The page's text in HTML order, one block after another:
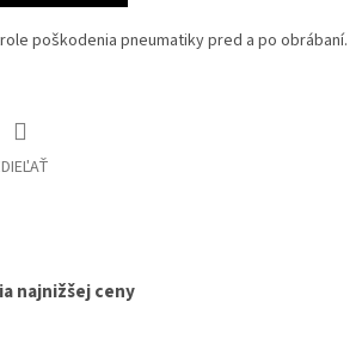
poškodenia pneumatiky pred a po obrábaní.
najnižšej ceny